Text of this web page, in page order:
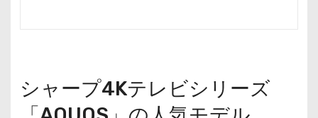
シャープ4Kテレビシリーズ